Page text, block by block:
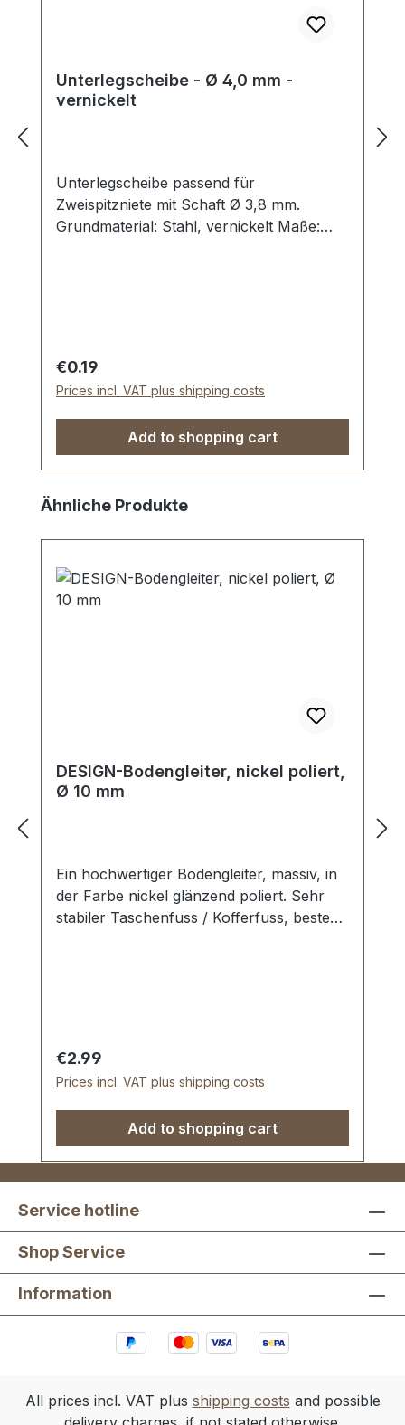
Unterlegscheibe - Ø 4,0 mm -
vernickelt
Unterlegscheibe passend für
Zweispitzniete mit Schaft Ø 3,8 mm.
Grundmaterial: Stahl, vernickelt Maße:
Regular price:
€0.19
Prices incl. VAT plus shipping costs
Add to shopping cart
Skip product gallery
Ähnliche Produkte
DESIGN-Bodengleiter, nickel poliert,
Ø 10 mm
Ein hochwertiger Bodengleiter, massiv, in
der Farbe nickel glänzend poliert. Sehr
stabiler Taschenfuss / Kofferfuss, bestens
Regular price:
€2.99
Prices incl. VAT plus shipping costs
Add to shopping cart
Service hotline
Shop Service
Information
All prices incl. VAT plus shipping costs and possible